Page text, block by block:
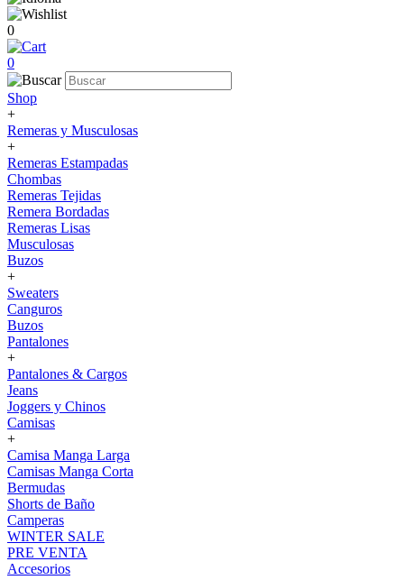
0
0
Shop
+
Remeras y Musculosas
+
Remeras Estampadas
Chombas
Remeras Tejidas
Remera Bordadas
Remeras Lisas
Musculosas
Buzos
+
Sweaters
Canguros
Buzos
Pantalones
+
Pantalones & Cargos
Jeans
Joggers y Chinos
Camisas
+
Camisa Manga Larga
Camisas Manga Corta
Bermudas
Shorts de Baño
Camperas
WINTER SALE
PRE VENTA
Accesorios